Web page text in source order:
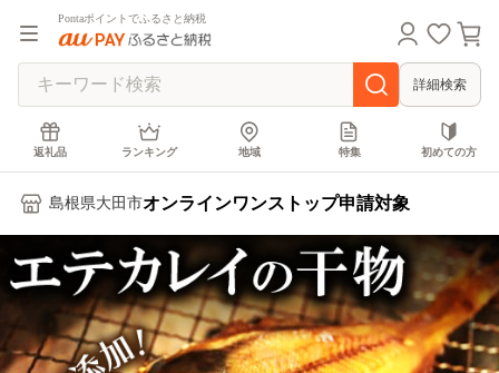
Pontaポイントでふるさと納税
詳細検索
返礼品 ランキング 地域 特集 初めての方
島根県大田市オンラインワンストップ申請対象